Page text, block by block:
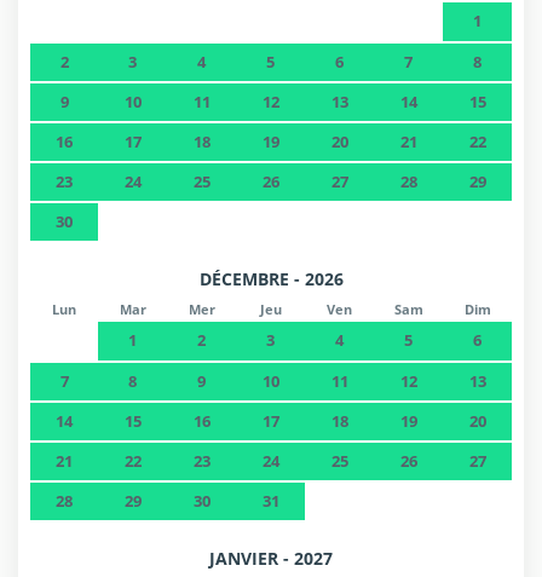
1
2
3 4 5 6 7
8
9
10 11 12 13 14
15
16
17 18 19 20 21
22
23
24 25 26 27 28
29
30
DÉCEMBRE - 2026
Lun Mar Mer Jeu Ven Sam Dim
1 2 3 4 5
6
7
8 9 10 11 12
13
14
15 16 17 18 19
20
21
22 23 24 25 26
27
28
29 30 31
JANVIER - 2027